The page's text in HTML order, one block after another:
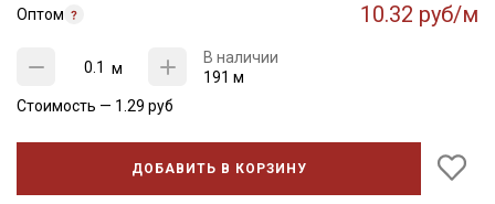
Оптом 10.32 руб/м
м
В наличии
191 м
Стоимость — 1.29 руб
ДОБАВИТЬ В КОРЗИНУ